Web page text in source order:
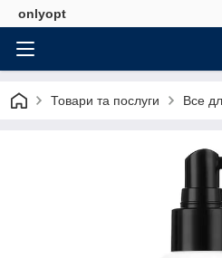
onlyopt
Товари та послуги Все